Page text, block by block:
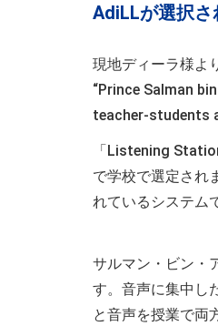
AdiLLが選択さ
現地ディーラ様よ
“Prince Salman
teacher-students
「Listening
で学校で選定され
れているシステム
サルマン・ビン・
す。音声に集中し
と音声を授業で両